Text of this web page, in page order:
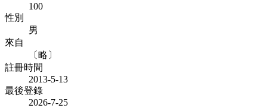
100
性別
男
來自
〔略〕
註冊時間
2013-5-13
最後登錄
2026-7-25